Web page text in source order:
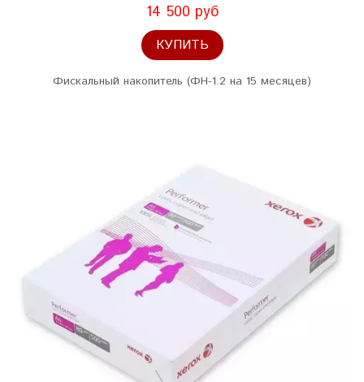
14 500 руб
КУПИТЬ
Фискальный накопитель (ФН-1.2 на 15 месяцев)